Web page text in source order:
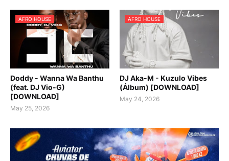
AFRO HOUSE
Doddy - Wanna Wa Banthu
(feat. DJ Vio-G)
[DOWNLOAD]
May 25, 2026
AFRO HOUSE
DJ Aka-M - Kuzulo Vibes
(Álbum) [DOWNLOAD]
May 24, 2026